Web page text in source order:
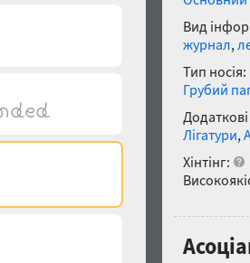
Вид
журнал,
Тип носія:
Грубий
Лігатури,
Хінтінг: